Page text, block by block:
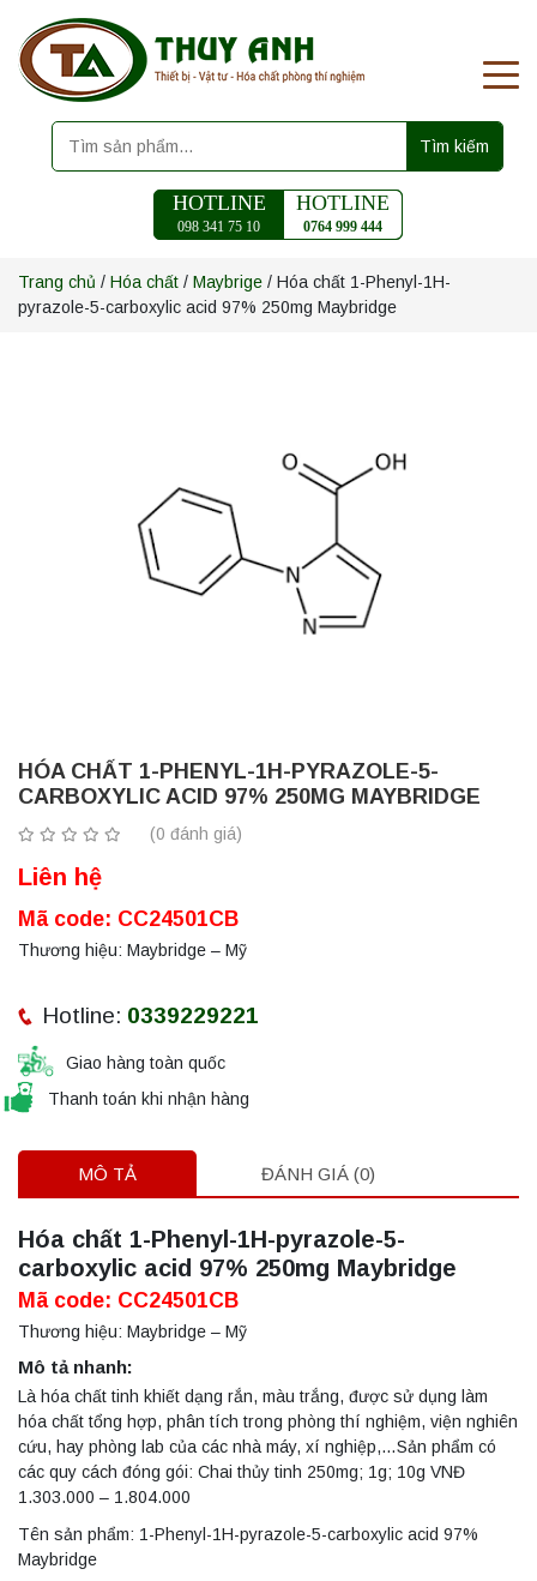
Tìm kiếm
HOTLINE
098 341 75 10
HOTLINE
0764 999 444
Trang chủ / Hóa chất / Maybrige / Hóa chất 1-Phenyl-1H-
pyrazole-5-carboxylic acid 97% 250mg Maybridge
HÓA CHẤT 1-PHENYL-1H-PYRAZOLE-5-
CARBOXYLIC ACID 97% 250MG MAYBRIDGE
(0 đánh giá)
Liên hệ
Mã code: CC24501CB
Thương hiệu: Maybridge – Mỹ
Hotline: 0339229221
Giao hàng toàn quốc
Thanh toán khi nhận hàng
MÔ TẢ ĐÁNH GIÁ (0)
Hóa chất 1-Phenyl-1H-pyrazole-5-
carboxylic acid 97% 250mg Maybridge
Mã code: CC24501CB
Thương hiệu: Maybridge – Mỹ
Mô tả nhanh:
Là hóa chất tinh khiết dạng rắn, màu trắng, được sử dụng làm
hóa chất tổng hợp, phân tích trong phòng thí nghiệm, viện nghiên
cứu, hay phòng lab của các nhà máy, xí nghiệp,…Sản phẩm có
các quy cách đóng gói: Chai thủy tinh 250mg; 1g; 10g VNĐ
1.303.000 – 1.804.000
Tên sản phẩm: 1-Phenyl-1H-pyrazole-5-carboxylic acid 97%
Maybridge